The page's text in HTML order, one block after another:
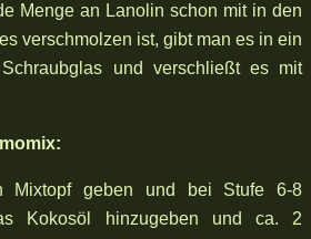
Menge an Lanolin schon mit in den
verschmolzen ist, gibt man es in ein
und verschließt es mit
Mixtopf geben und bei Stufe 6-8
Kokosöl hinzugeben und ca. 2